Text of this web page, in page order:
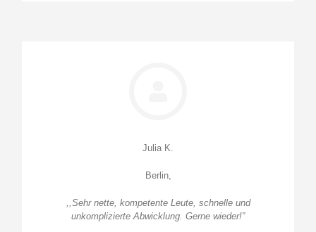
Julia K.
Berlin,
,,Sehr nette, kompetente Leute, schnelle und
unkomplizierte Abwicklung. Gerne wieder!”